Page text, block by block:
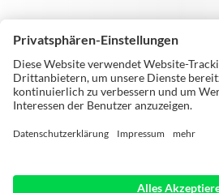
97941 Tauberbischofsheim | Germany |